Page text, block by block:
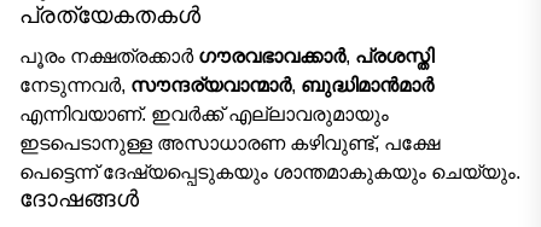
പ്രത്യേകതകൾ
പൂരം നക്ഷത്രക്കാർ ഗൗരവഭാവക്കാർ, പ്രശസ്തി
നേടുന്നവർ, സൗന്ദര്യവാന്മാർ, ബുദ്ധിമാൻമാർ
എന്നിവയാണ്. ഇവർക്ക് എല്ലാവരുമായും
ഇടപെടാനുള്ള അസാധാരണ കഴിവുണ്ട്, പക്ഷേ
പെട്ടെന്ന് ദേഷ്യപ്പെടുകയും ശാന്തമാകുകയും ചെയ്യും.
ദോഷങ്ങൾ